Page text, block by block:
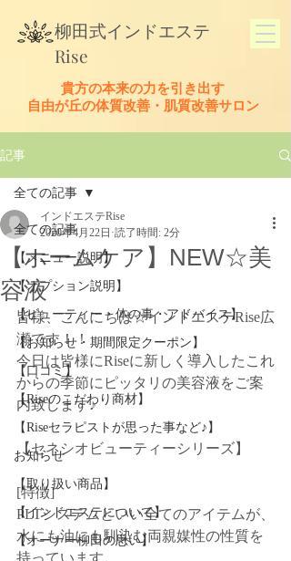
貴方の本来の力を引き出す
​自由が丘の体質改善・肌質改善サロン
​柳田式インドエステ
Rise
記事
全ての記事
【メニュー説明】
【オプション説明】
【ビューティー・体の事・アドバイス】
【お知らせ・期間限定クーポン】
【口コミ】
【Riseのこだわり商材】
【Riseセラピストが思った事など♪】
お知らせ
【取り扱い商品】
【インドエステについて】
【オーナー柳田の思い】
全ての記事
【ホームケア】NEW☆美
容液
インドエステRise
2020年4月22日 読了時間: 2分
皆様、こんにちは☆インドエステRise広
瀬です！！
今日は皆様にRiseに新しく導入したこれ
からの季節にピッタリの美容液をご案
内致します♪
【セネシオビューティーシリーズ】
[特徴]
PLTシステムといい全てのアイテムが、
水にも油にも馴染む両親媒性の性質を
持っています。